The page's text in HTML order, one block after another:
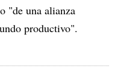
"de una alianza
productivo".